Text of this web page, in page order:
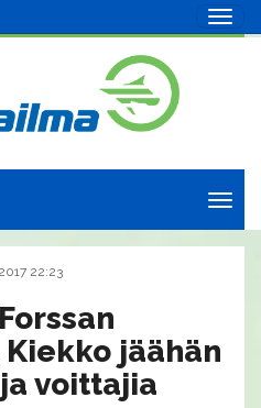
22:23
jäähän
voittajia